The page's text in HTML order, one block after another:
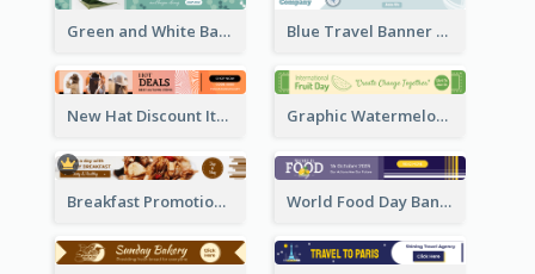
Green and White Banner Ad Blue Travel Banner Ad
New Hat Discount Items Banner Ads Graphic Watermelon International Fruit Day Leaderboard
Breakfast Promotional Leaderboard World Food Day Banner Ad